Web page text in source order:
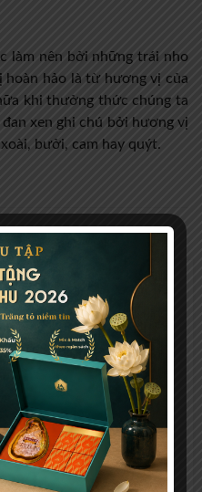
làm nên bởi những trái nho
hảo là từ hương vị của
khi thưởng thức chúng ta
xen ghi chú bởi hương vị
bưởi, cam hay quýt.